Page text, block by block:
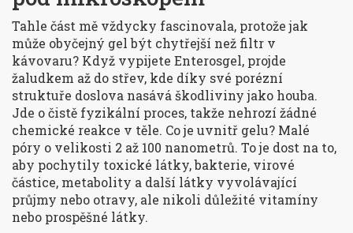
Tahle část mě vždycky fascinovala, protože jak
může obyčejný gel být chytřejší než filtr v
kávovaru? Když vypijete Enterosgel, projde
žaludkem až do střev, kde díky své porézní
struktuře doslova nasává škodliviny jako houba.
Jde o čistě fyzikální proces, takže nehrozí žádné
chemické reakce v těle. Co je uvnitř gelu? Malé
póry o velikosti 2 až 100 nanometrů. To je dost na to,
aby pochytily toxické látky, bakterie, virové
částice, metabolity a další látky vyvolávající
průjmy nebo otravy, ale nikoli důležité vitamíny
nebo prospěšné látky.